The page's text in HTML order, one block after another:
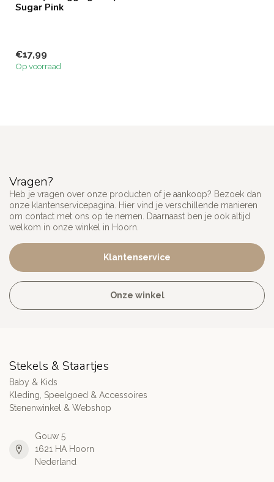
Sugar Pink
€17,99
Op voorraad
Vragen?
Heb je vragen over onze producten of je aankoop? Bezoek dan
onze klantenservicepagina. Hier vind je verschillende manieren
om contact met ons op te nemen. Daarnaast ben je ook altijd
welkom in onze winkel in Hoorn.
Klantenservice
Onze winkel
Stekels & Staartjes
Baby & Kids
Kleding, Speelgoed & Accessoires
Stenenwinkel & Webshop
Gouw 5
1621 HA Hoorn
Nederland